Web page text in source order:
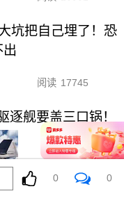
坑把自己埋了！恐
阅读 17745
逐舰要盖三口锅！
0 0